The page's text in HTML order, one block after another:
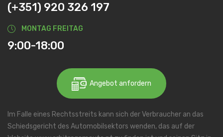
(+351) 920 326 197
MONTAG FREITAG
9:00-18:00
Angebot anfordern
Im Falle eines Rechtsstreits kann sich der Verbraucher an das
Schiedsgericht des Automobilsektors wenden, das auf der